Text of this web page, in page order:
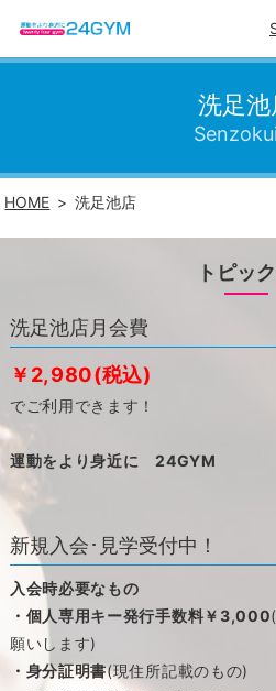
洗足池
HOME 洗足池店
トピッ
洗足池店月会費
￥2,980(税込)
でご利用できます！
運動をより身近に 24GYM
新規入会･見学受付中！
入会時必要なもの
・個人専用キー発行手数料￥3,000
願いします)
・身分証明書(現住所記載のもの)